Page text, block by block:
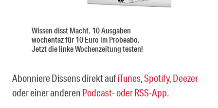
Wissen disst Macht. 10 Ausgaben
wochentaz für 10 Euro im Probeabo.
Jetzt die linke Wochenzeitung testen!
Abonniere Dissens direkt aufiTunes,Spotify, Deezer
oder einer anderen Podcast- oder RSS-App.